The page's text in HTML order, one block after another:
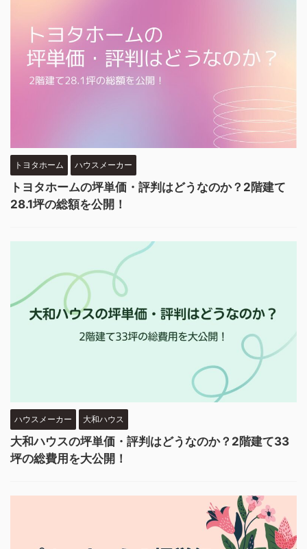
トヨタホーム ハウスメーカー
トヨタホームの坪単価・評判はどうなのか？2階建て
28.1坪の総額を公開！
ハウスメーカー 大和ハウス
大和ハウスの坪単価・評判はどうなのか？2階建て33
坪の総費用を大公開！